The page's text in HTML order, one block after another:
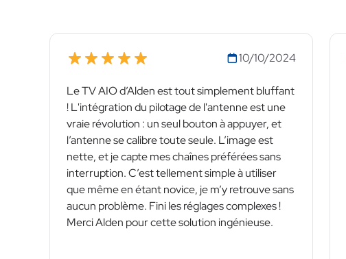
10/10/2024
Le TV AIO d’Alden est tout simplement bluffant
! L'intégration du pilotage de l'antenne est une
vraie révolution : un seul bouton à appuyer, et
l’antenne se calibre toute seule. L’image est
nette, et je capte mes chaînes préférées sans
interruption. C’est tellement simple à utiliser
que même en étant novice, je m’y retrouve sans
aucun problème. Fini les réglages complexes !
Merci Alden pour cette solution ingénieuse.